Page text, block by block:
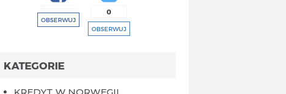
OBSERWUJ
0
OBSERWUJ
KATEGORIE